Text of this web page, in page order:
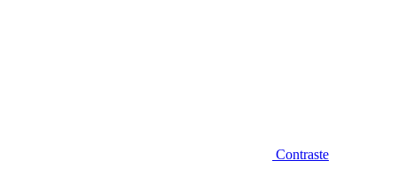
Contraste